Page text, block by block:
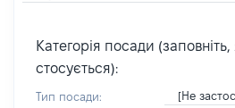
Категорія посади
стосується):
Тип посади: [Не